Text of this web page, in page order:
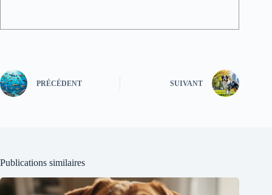
PRÉCÉDENT SUIVANT
Publications similaires